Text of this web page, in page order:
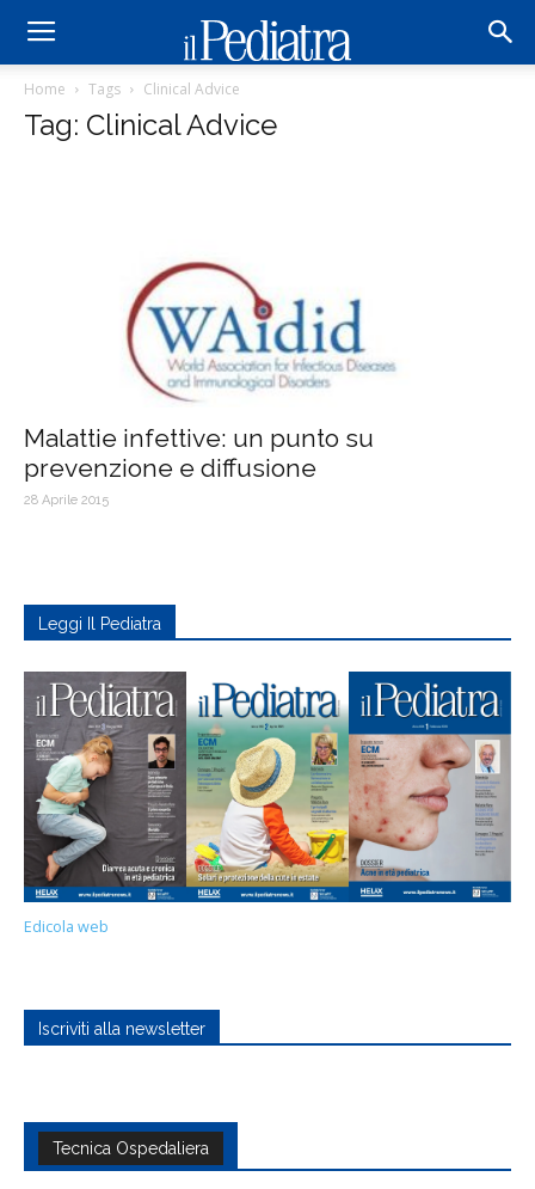
Home Tags Clinical Advice
Tag: Clinical Advice
Malattie infettive: un punto su
prevenzione e diffusione
28 Aprile 2015
Leggi Il Pediatra
Edicola web
Iscriviti alla newsletter
Tecnica Ospedaliera